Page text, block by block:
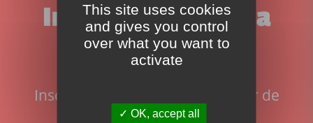
Inscrivez-vous à la
newsletter!
Inscrivez-vous pour ne rien rater de
l'actualité du site:
This site uses cookies
and gives you control
over what you want to
activate
OK, accept all